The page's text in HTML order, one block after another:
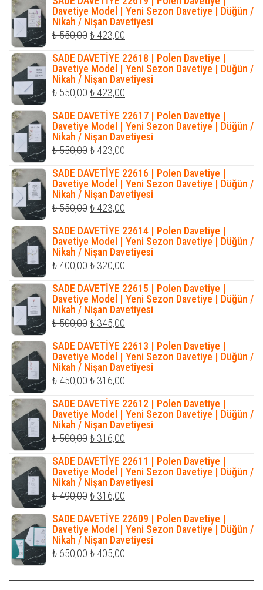
₺ 550,00.fiyat:
₺ 423,00.
Davetiye Model | Yeni Sezon Davetiye | Düğün /
Nikah / Nişan Davetiyesi
₺550,00Orijinal
fiyat:
₺ 550,00.
₺ 423,00
andaki
fiyat:
₺ 423,00.
SADE DAVETİYE 22618 | Polen Davetiye |
Davetiye Model | Yeni Sezon Davetiye | Düğün /
Nikah / Nişan Davetiyesi
₺550,00Orijinal
fiyat:
₺ 550,00.
₺ 423,00
andaki
fiyat:
₺ 423,00.
SADE DAVETİYE 22617 | Polen Davetiye |
Davetiye Model | Yeni Sezon Davetiye | Düğün /
Nikah / Nişan Davetiyesi
₺550,00Orijinal
fiyat:
₺ 550,00.
₺ 423,00
andaki
fiyat:
₺ 423,00.
SADE DAVETİYE 22616 | Polen Davetiye |
Davetiye Model | Yeni Sezon Davetiye | Düğün /
Nikah / Nişan Davetiyesi
₺550,00Orijinal
fiyat:
₺ 550,00.
₺ 423,00
andaki
fiyat:
₺ 423,00.
SADE DAVETİYE 22614 | Polen Davetiye |
Davetiye Model | Yeni Sezon Davetiye | Düğün /
Nikah / Nişan Davetiyesi
₺400,00Orijinal
fiyat:
₺ 400,00.
₺ 320,00
andaki
fiyat:
₺ 320,00.
SADE DAVETİYE 22615 | Polen Davetiye |
Davetiye Model | Yeni Sezon Davetiye | Düğün /
Nikah / Nişan Davetiyesi
₺500,00Orijinal
fiyat:
₺ 500,00.
₺ 345,00
andaki
fiyat:
₺ 345,00.
SADE DAVETİYE 22613 | Polen Davetiye |
Davetiye Model | Yeni Sezon Davetiye | Düğün /
Nikah / Nişan Davetiyesi
₺450,00Orijinal
fiyat:
₺ 450,00.
₺ 316,00
andaki
fiyat:
₺ 316,00.
SADE DAVETİYE 22612 | Polen Davetiye |
Davetiye Model | Yeni Sezon Davetiye | Düğün /
Nikah / Nişan Davetiyesi
₺500,00Orijinal
fiyat:
₺ 500,00.
₺ 316,00
andaki
fiyat:
₺ 316,00.
SADE DAVETİYE 22611 | Polen Davetiye |
Davetiye Model | Yeni Sezon Davetiye | Düğün /
Nikah / Nişan Davetiyesi
₺490,00Orijinal
fiyat:
₺ 490,00.
₺ 316,00
andaki
fiyat:
₺ 316,00.
SADE DAVETİYE 22609 | Polen Davetiye |
Davetiye Model | Yeni Sezon Davetiye | Düğün /
Nikah / Nişan Davetiyesi
₺650,00Orijinal
₺ 405,00